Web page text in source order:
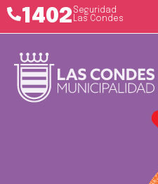
1402 Seguridad
Las Condes